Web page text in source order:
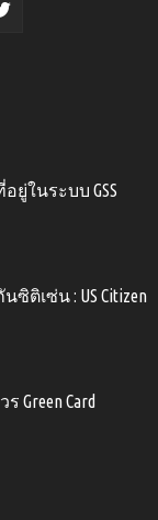
ยู่ในระบบ GSS
ติเซ่น : US Citizen
Card